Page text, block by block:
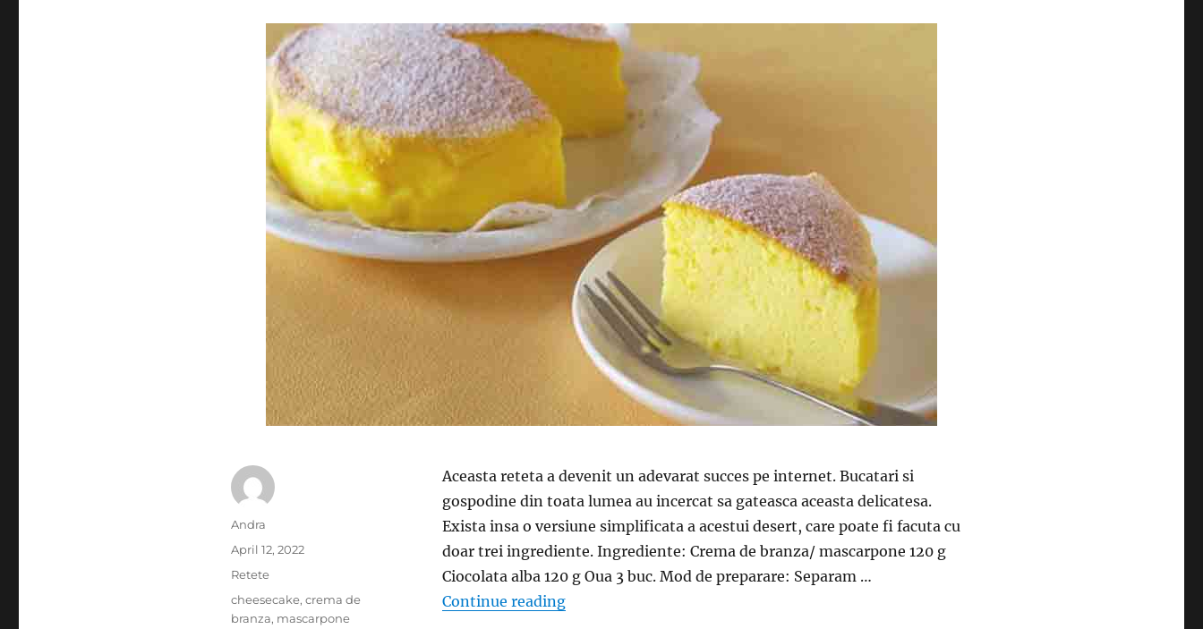
Aceasta reteta a devenit un adevarat succes pe internet. Bucatari si
gospodine din toata lumea au incercat sa gateasca aceasta delicatesa.
Exista insa o versiune simplificata a acestui desert, care poate fi facuta cu
doar trei ingrediente. Ingrediente: Crema de branza/ mascarpone 120 g
Ciocolata alba 120 g Oua 3 buc. Mod de preparare: Separam …
Continue reading“Cheesecake cu trei ingrediente- Se prepara foarte usor si are un gust incredibil”
Author
Andra
Posted
April 12, 2022
Categories
Retete
Tags
cheesecake, crema de
branza, mascarpone